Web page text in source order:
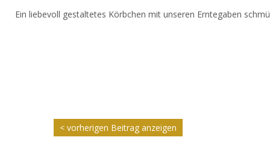
Ein liebevoll gestaltetes Körbchen mit unseren Erntegaben
< vorherigen Beitrag anzeigen